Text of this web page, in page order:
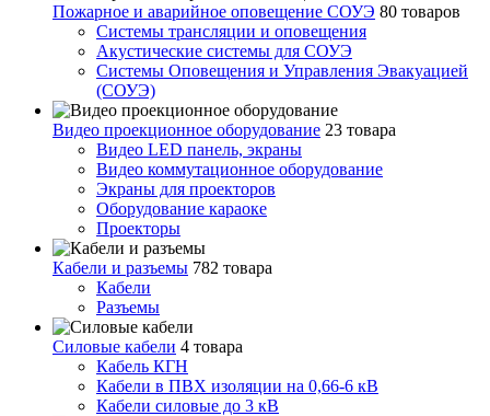
Пожарное и аварийное оповещение СОУЭ 80 товаров
Cистемы трансляции и оповещения
Акустические системы для СОУЭ
Системы Оповещения и Управления Эвакуацией
(СОУЭ)
Видео проекционное оборудование 23 товара
Видео LED панель, экраны
Видео коммутационное оборудование
Экраны для проекторов
Оборудование караоке
Проекторы
Кабели и разъемы 782 товара
Кабели
Разъемы
Силовые кабели 4 товара
Кабель КГН
Кабели в ПВХ изоляции на 0,66-6 кВ
Кабели силовые до 3 кВ